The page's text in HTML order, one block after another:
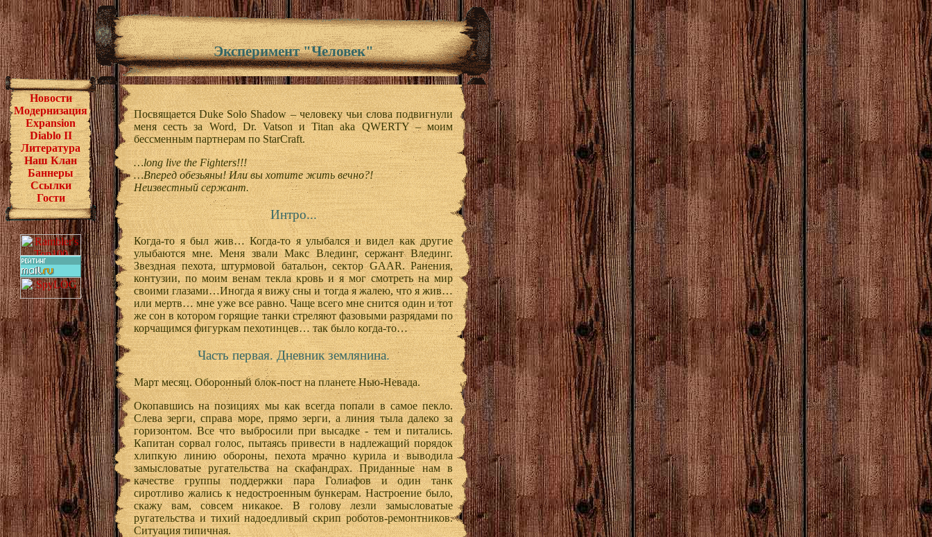
Новости
Модернизация
Expansion
Diablo II
Литература
Наш Клан
Баннеры
Ссылки
Гости
Эксперимент "Человек"
Посвящается Duke Solo Shadow – человеку чьи слова подвигнули
меня сесть за Word, Dr. Vatson и Titan aka QWERTY – моим
бессменным партнерам по StarCraft.
…long live the Fighters!!!
…Вперед обезьяны! Или вы хотите жить вечно?!
Неизвестный сержант.
Интро...
Когда-то я был жив… Когда-то я улыбался и видел как другие
улыбаются мне. Меня звали Макс Влединг, сержант Влединг.
Звездная пехота, штурмовой батальон, сектор GAAR. Ранения,
контузии, по моим венам текла кровь и я мог смотреть на мир
своими глазами…Иногда я вижу сны и тогда я жалею, что я жив…
или мертв… мне уже все равно. Чаще всего мне снится один и тот
же сон в котором горящие танки стреляют фазовыми разрядами по
корчащимся фигуркам пехотинцев… так было когда-то…
Часть первая. Дневник землянина.
Март месяц. Оборонный блок-пост на планете Нью-Невада.
Окопавшись на позициях мы как всегда попали в самое пекло.
Слева зерги, справа море, прямо зерги, а линия тыла далеко за
горизонтом. Все что выбросили при высадке - тем и питались.
Капитан сорвал голос, пытаясь привести в надлежащий порядок
хлипкую линию обороны, пехота мрачно курила и выводила
замысловатые ругательства на скафандрах. Приданные нам в
качестве группы поддержки пара Голиафов и один танк
сиротливо жались к недостроенным бункерам. Настроение было,
скажу вам, совсем никакое. В голову лезли замысловатые
ругательства и тихий надоедливый скрип роботов-ремонтников.
Ситуация типичная.